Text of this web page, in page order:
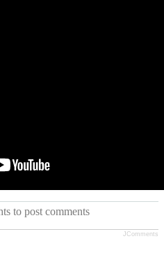
to post comments
JComments